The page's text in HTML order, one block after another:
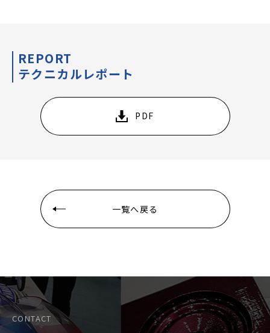
REPORT
テクニカルレポート
PDF
一覧へ戻る
CONTACT